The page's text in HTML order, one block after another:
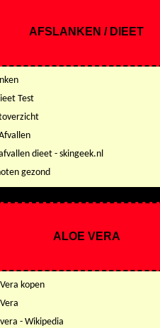
AFSLANKEN / DIEET
Test
dieet - skingeek.nl
gezond
ALOE VERA
kopen
- Wikipedia